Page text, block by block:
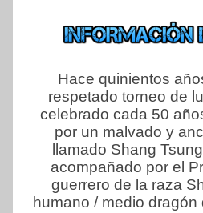
Hace quinientos
respetado torneo de
celebrado cada 50
por un malvado y
llamado Shang
acompañado por el
guerrero de la raza
humano / medio